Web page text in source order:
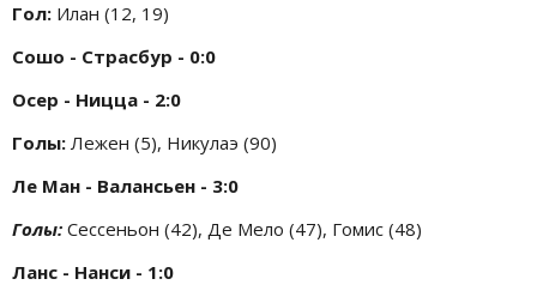
Гол: Илан (12, 19)
Сошо - Страсбур - 0:0
Осер - Ницца - 2:0
Голы: Лежен (5), Никулаэ (90)
Ле Ман - Валансьен - 3:0
Голы: Сессеньон (42), Де Мело (47), Гомис (48)
Ланс - Нанси - 1:0